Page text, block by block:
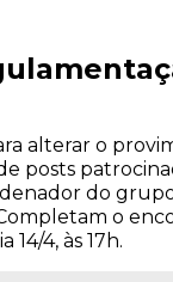
alterar o
posts
do
o
4, às 17h.